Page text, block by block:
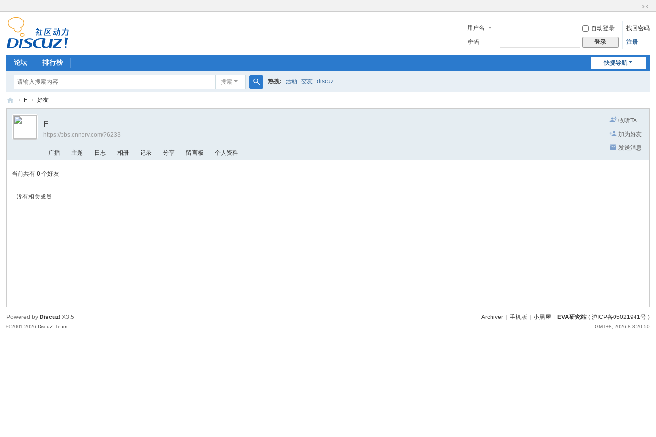
换
到
用户名 自动登录
找回密码
密码
登录 注册
快捷导航
论坛 排行榜
搜索
索
热搜: 活动 交友 discuz
E
究
站
› F › 好友
收听TA
加为好友
发送消息
F
https://bbs.cnnerv.com/?6233
广播 主题 日志 相册 记录 分享 留言板 个人资料
当前共有0 个好友
没有相关成员
Archiver 手机版 小黑屋 EVA研究站( 沪ICP备05021941号)
GMT+8, 2026-8-8 20:50
Powered by Discuz! X3.5
© 2001-2026Discuz! Team